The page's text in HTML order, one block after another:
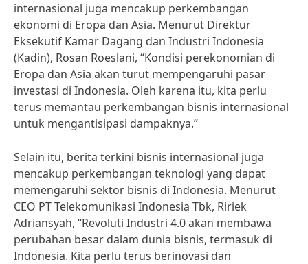
internasional juga mencakup perkembangan
ekonomi di Eropa dan Asia. Menurut Direktur
Eksekutif Kamar Dagang dan Industri Indonesia
(Kadin), Rosan Roeslani, “Kondisi perekonomian di
Eropa dan Asia akan turut mempengaruhi pasar
investasi di Indonesia. Oleh karena itu, kita perlu
terus memantau perkembangan bisnis internasional
untuk mengantisipasi dampaknya.”
Selain itu, berita terkini bisnis internasional juga
mencakup perkembangan teknologi yang dapat
memengaruhi sektor bisnis di Indonesia. Menurut
CEO PT Telekomunikasi Indonesia Tbk, Ririek
Adriansyah, “Revoluti Industri 4.0 akan membawa
perubahan besar dalam dunia bisnis, termasuk di
Indonesia. Kita perlu terus berinovasi dan